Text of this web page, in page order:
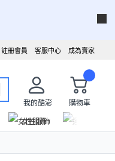
成為賣家
客服中心
註冊會員
我的酷澎
購物車
女性服飾